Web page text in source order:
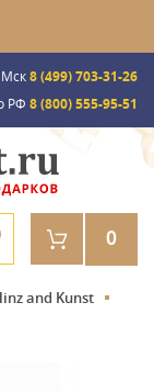
Мск8 (499) 703-31-26
РФ 8 (800) 555-95-51
0
and Kunst